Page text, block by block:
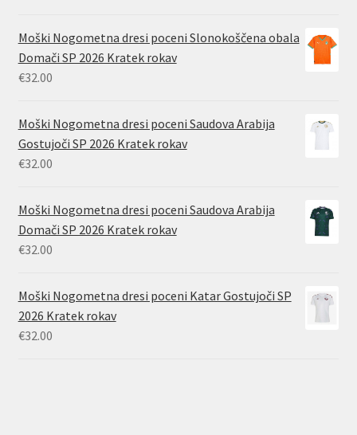
Moški Nogometna dresi poceni Slonokoščena obala
Domači SP 2026 Kratek rokav
€32.00
Moški Nogometna dresi poceni Saudova Arabija
Gostujoči SP 2026 Kratek rokav
€32.00
Moški Nogometna dresi poceni Saudova Arabija
Domači SP 2026 Kratek rokav
€32.00
Moški Nogometna dresi poceni Katar Gostujoči SP
2026 Kratek rokav
€32.00